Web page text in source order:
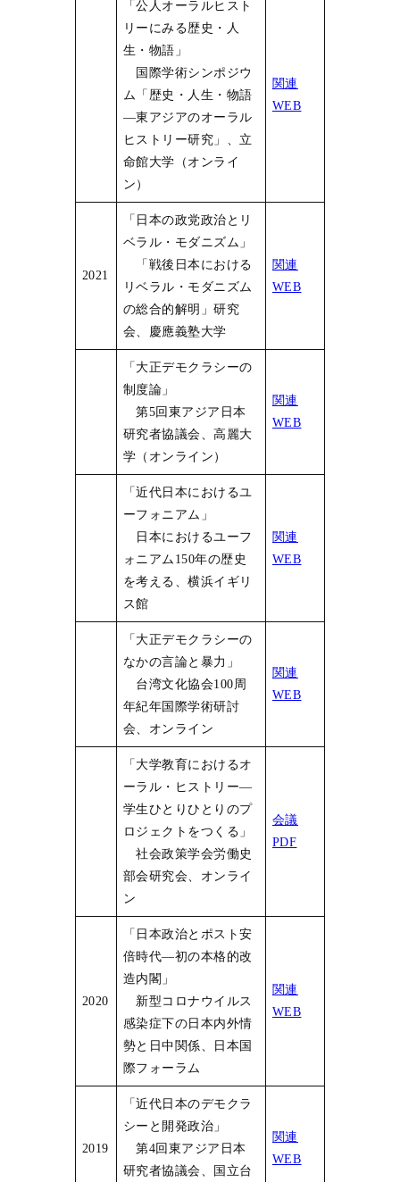
「公人オーラルヒスト
リーにみる歴史・人
生・物語」
国際学術シンポジウ
ム「歴史・人生・物語
―東アジアのオーラル
ヒストリー研究」、立
命館大学（オンライ
ン）
関連
WEB
2021
「日本の政党政治とリ
ベラル・モダニズム」
「戦後日本における
リベラル・モダニズム
の総合的解明」研究
会、慶應義塾大学
関連
WEB
「大正デモクラシーの
制度論」
第5回東アジア日本
研究者協議会、高麗大
学（オンライン）
関連
WEB
「近代日本におけるユ
ーフォニアム」
日本におけるユーフ
ォニアム150年の歴史
を考える、横浜イギリ
ス館
関連
WEB
「大正デモクラシーの
なかの言論と暴力」
台湾文化協会100周
年紀年国際学術研討
会、オンライン
関連
WEB
「大学教育におけるオ
ーラル・ヒストリー―
学生ひとりひとりのプ
ロジェクトをつくる」
社会政策学会労働史
部会研究会、オンライ
ン
会議
PDF
2020
「日本政治とポスト安
倍時代―初の本格的改
造内閣」
新型コロナウイルス
感染症下の日本内外情
勢と日中関係、日本国
際フォーラム
関連
WEB
2019
「近代日本のデモクラ
シーと開発政治」
第4回東アジア日本
研究者協議会、国立台
関連
WEB